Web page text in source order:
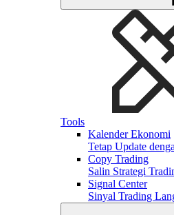
Tools
Kalender Ekonomi
Tetap Update
Copy Trading
Salin Strategi
Signal Center
Sinyal Trading